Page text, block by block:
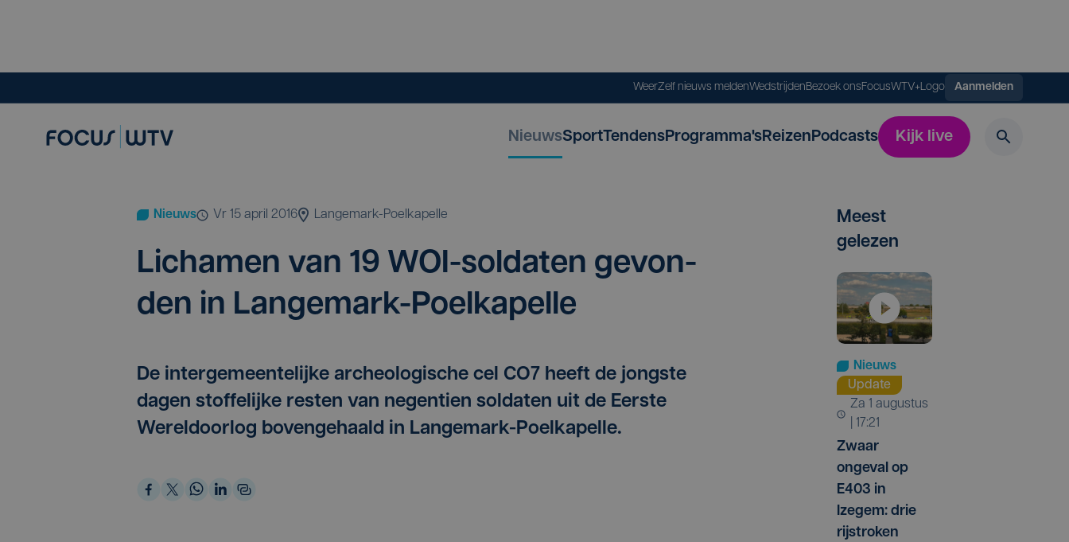
WeerZelf nieuws meldenWedstrijdenBezoek onsFocusWTV+Logo Aanmelden
NieuwsSportTendensProgramma'sReizenPodcasts Kijk live
Nieuws vr 15 april 2016 Langemark-Poelkapelle
Licha­men van 19 WOI-sol­da­ten gevon­
den in Langemark-Poelkapelle
De intergemeentelijke archeologische cel CO7 heeft de jongste
dagen stoffelijke resten van negentien soldaten uit de Eerste
Wereldoorlog bovengehaald in Langemark-Poelkapelle.
Meest
gelezen
Nieuws
Update
za 1 augustus
| 17:21
Zwaar
ongeval op
E403 in
Izegem: drie
rijstroken